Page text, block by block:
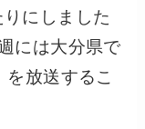
にしました
には大分県で
放送するこ